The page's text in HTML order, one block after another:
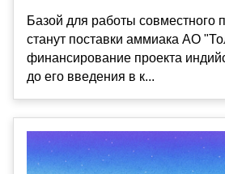
Базой для работы совместного
станут поставки аммиака АО
финансирование проекта
до его введения в к...